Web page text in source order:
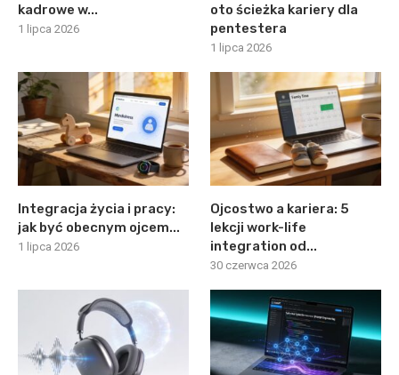
kadrowe w...
1 lipca 2026
oto ścieżka kariery dla
pentestera
1 lipca 2026
Integracja życia i pracy:
jak być obecnym ojcem...
1 lipca 2026
Ojcostwo a kariera: 5
lekcji work-life
integration od...
30 czerwca 2026